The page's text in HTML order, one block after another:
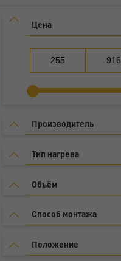
Цена
Производитель
Тип нагрева
Объём
Способ монтажа
Положение